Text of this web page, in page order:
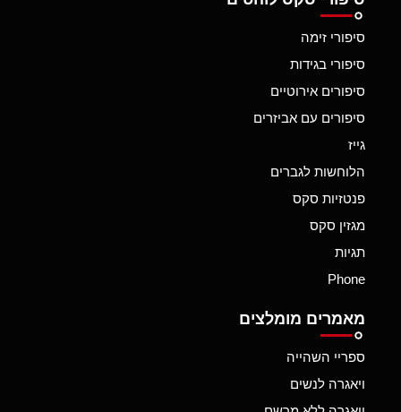
סיפורי זימה
סיפורי בגידות
סיפורים אירוטיים
סיפורים עם אביזרים
גייז
הלוחשות לגברים
פנטזיות סקס
מגזין סקס
תגיות
Phone
מאמרים מומלצים
ספריי השהייה
ויאגרה לנשים